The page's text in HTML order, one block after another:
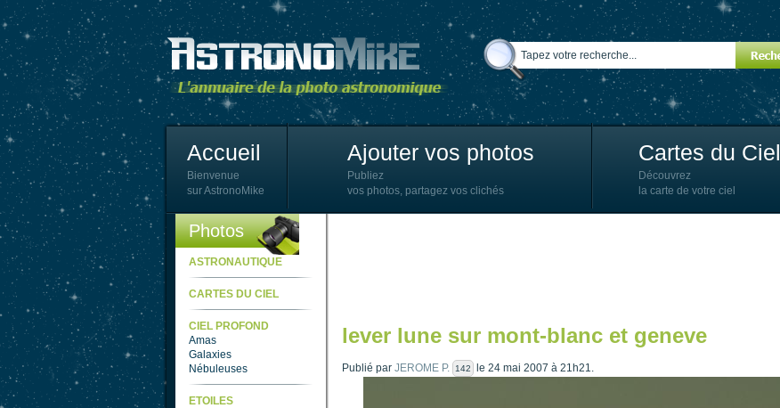
Accueil
Bienvenue
sur AstronoMike
Ajouter vos photos
Publiez
vos photos, partagez vos clichés
Cartes du Ciel
Découvrez
la carte de votre ciel
Photos
ASTRONAUTIQUE
CARTES DU CIEL
CIEL PROFOND
Amas
Galaxies
Nébuleuses
ETOILES
lever lune sur mont-blanc et geneve
Publié par JEROME P. 142 le 24 mai 2007 à 21h21.